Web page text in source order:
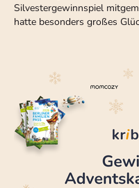
Silvestergewinnspiel
hatte besonders großes